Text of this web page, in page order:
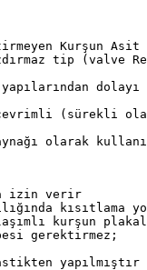
Kurşun Asit
tip
yapılarından
(sürekli
olarak
izin verir
kısıtlama
kurşun
gerektirmez;
yapılmıştır